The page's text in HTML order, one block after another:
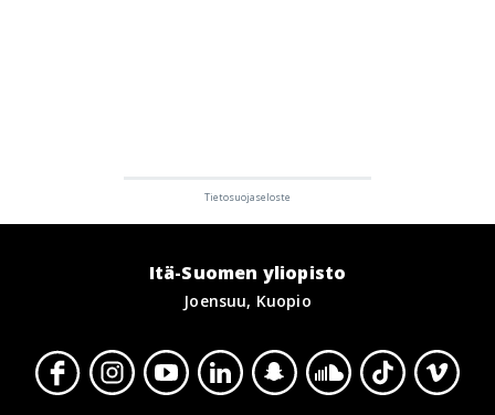
Itä-Suomen yliopisto
Joensuu, Kuopio